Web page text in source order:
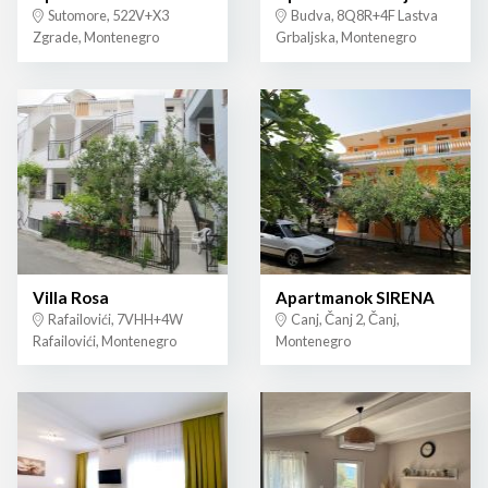
Sutomore, 522V+X3
Zgrade, Montenegro
Budva, 8Q8R+4F Lastva
Grbaljska, Montenegro
Villa Rosa
Rafailovići, 7VHH+4W
Rafailovići, Montenegro
Apartmanok SIRENA
Canj, Čanj 2, Čanj,
Montenegro